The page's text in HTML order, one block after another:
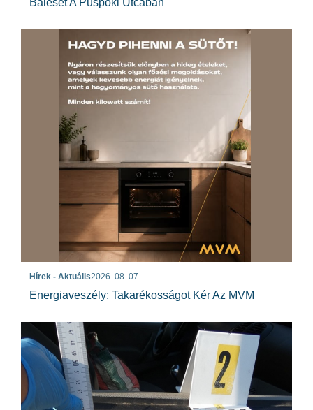
Baleset A Püspöki Utcában
Hírek - Aktuális2026. 08. 07.
Energiaveszély: Takarékosságot Kér Az MVM